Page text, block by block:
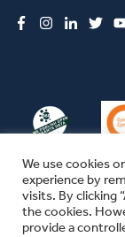
© CFW 2026 ALL
We use cookies
experience by
visits. By clicking
the cookies.
provide a